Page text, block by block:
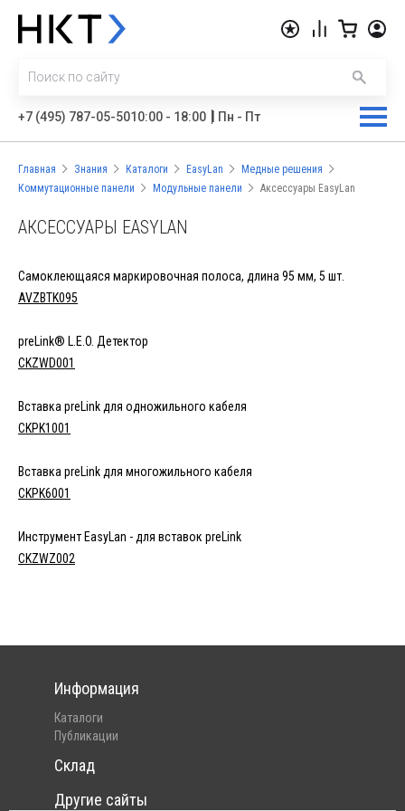
+7 (495) 787-05-5010:00 - 18:00 Пн - Пт
Главная Знания Каталоги EasyLan
Медные решения
Коммутационные панели
Модульные панели Аксессуары EasyLan
АКСЕССУАРЫ EASYLAN
Самоклеющаяся маркировочная полоса, длина 95 мм, 5 шт.
AVZBTK095
preLink® L.E.O. Детектор
CKZWD001
Вставка preLink для одножильного кабеля
CKPK1001
Вставка preLink для многожильного кабеля
CKPK6001
Инструмент EasyLan - для вставок preLink
CKZWZ002
Информация
Каталоги
Публикации
Склад
Другие сайты